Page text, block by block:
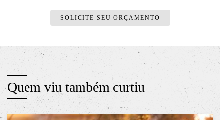
SOLICITE SEU ORÇAMENTO
Quem viu também curtiu